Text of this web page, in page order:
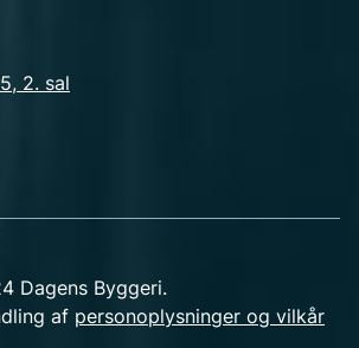
2. sal
Dagens Byggeri.
af personoplysninger og vilkår